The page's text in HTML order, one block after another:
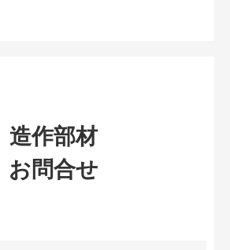
造作部材
お問合せ